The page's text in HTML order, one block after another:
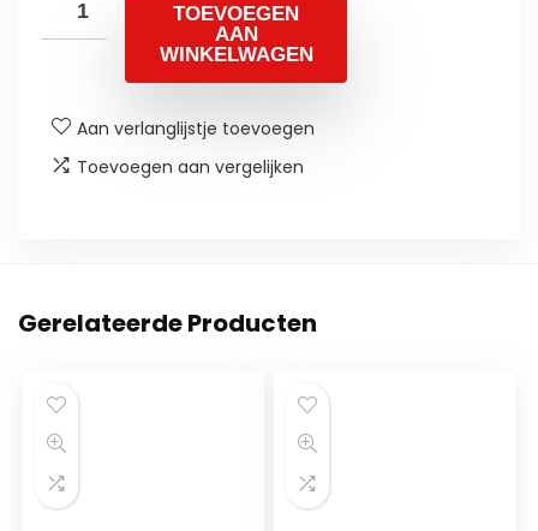
TOEVOEGEN
AAN
WINKELWAGEN
Aan verlanglijstje toevoegen
Toevoegen aan vergelijken
Gerelateerde Producten